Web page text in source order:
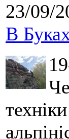
23/09/
В